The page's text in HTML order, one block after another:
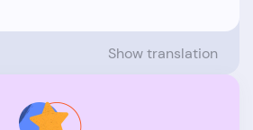
Show translation